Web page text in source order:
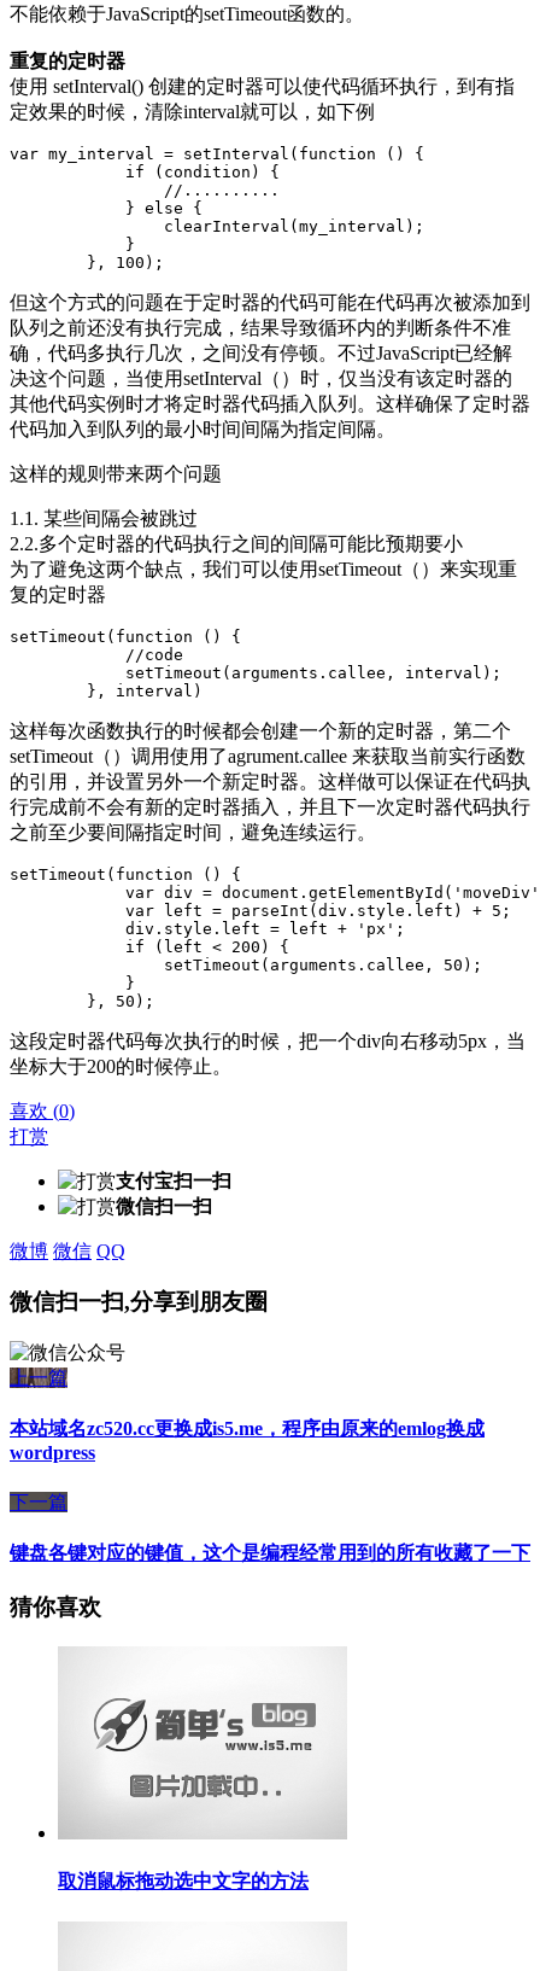
不能依赖于JavaScript的setTimeout函数的。
重复的定时器
使用 setInterval() 创建的定时器可以使代码循环执行，到有指
定效果的时候，清除interval就可以，如下例
var my_interval = setInterval(function () {
            if (condition) {
                //..........
            } else {
                clearInterval(my_interval);
            }
        }, 100);
但这个方式的问题在于定时器的代码可能在代码再次被添加到
队列之前还没有执行完成，结果导致循环内的判断条件不准
确，代码多执行几次，之间没有停顿。不过JavaScript已经解
决这个问题，当使用setInterval（）时，仅当没有该定时器的
其他代码实例时才将定时器代码插入队列。这样确保了定时器
代码加入到队列的最小时间间隔为指定间隔。
这样的规则带来两个问题
1.1. 某些间隔会被跳过
2.2.多个定时器的代码执行之间的间隔可能比预期要小
为了避免这两个缺点，我们可以使用setTimeout（）来实现重
复的定时器
setTimeout(function () {
            //code
            setTimeout(arguments.callee, interval);
        }, interval)
这样每次函数执行的时候都会创建一个新的定时器，第二个
setTimeout（）调用使用了agrument.callee 来获取当前实行函数
的引用，并设置另外一个新定时器。这样做可以保证在代码执
行完成前不会有新的定时器插入，并且下一次定时器代码执行
之前至少要间隔指定时间，避免连续运行。
setTimeout(function () {
var div =
            var left = parseInt(div.style.left) + 5;
            div.style.left = left + 'px';
            if (left < 200) {
                setTimeout(arguments.callee, 50);
            }
        }, 50);
这段定时器代码每次执行的时候，把一个div向右移动5px，当
坐标大于200的时候停止。
喜欢 (0)
打赏
支付宝扫一扫
微信扫一扫
微博 微信 QQ
微信扫一扫,分享到朋友圈
上一篇
本站域名zc520.cc更换成is5.me，程序由原来的emlog换成
wordpress
下一篇
键盘各键对应的键值，这个是编程经常用到的所有收藏了一下
猜你喜欢
取消鼠标拖动选中文字的方法